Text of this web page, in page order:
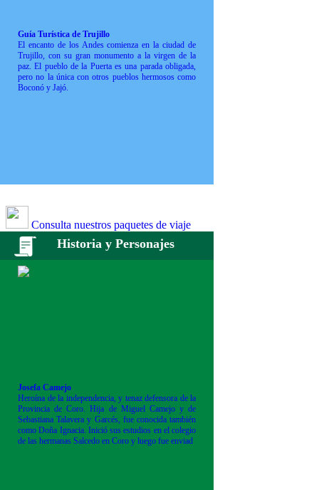
Guía Turística de Trujillo
El encanto de los Andes comienza en la ciudad de
Trujillo, con su gran monumento a la virgen de la
paz. El pueblo de la Puerta es una parada obligada,
pero no la única con otros pueblos hermosos como
Boconó y Jajó.
Consulta nuestros paquetes de viaje
Historia y Personajes
Josefa Camejo
Heroína de la independencia, y tenaz defensora de la
Provincia de Coro. Hija de Miguel Camejo y de
Sebastiana Talavera y Garcés, fue conocida también
como Doña Ignacia. Inició sus estudios en el colegio
de las hermanas Salcedo en Coro y luego fue enviad